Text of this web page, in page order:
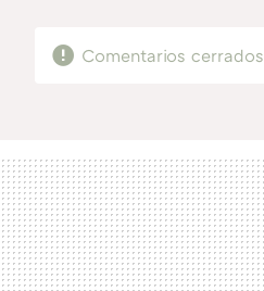
Comentarios cerrados